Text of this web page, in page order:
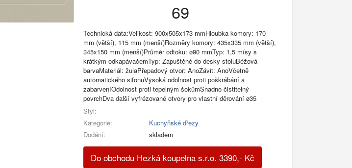
69
Technická data:Velikost: 900x505x173 mmHloubka komory: 170
mm (větší), 115 mm (menší)Rozměry komory: 435x335 mm (větší),
345x150 mm (menší)Průměr odtoku: ø90 mmTyp: 1,5 mísy s
krátkým odkapávačemTyp: Zapuštěné do desky stoluBéžová
barvaMateriál: žulaPřepadový otvor: AnoZávit: AnoVčetně
automatického sifonuVysoká odolnost proti poškrábání a
zabarveníOdolnost proti tepelným šokůmSnadno čistitelný
povrchDva další vyfrézované otvory pro vlastní děrování ø35
Styl:
Kategorie:
Kuchyňské dřezy
Dodání:
skladem
Do obchodu Hezká koupelna s.r.o. 3390,- Kč